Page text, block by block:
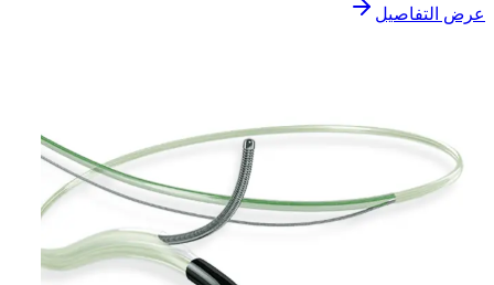
عرض التفاصيل